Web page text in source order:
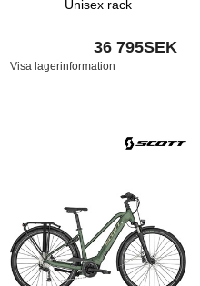
Unisex rack
36 795SEK
Visa lagerinformation